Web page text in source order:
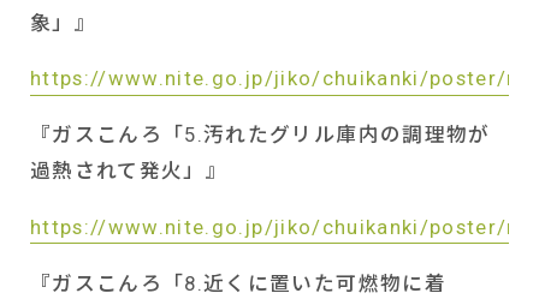
象」』
https://www.nite.go.jp/jiko/chuikanki/poster/
『ガスこんろ「5.汚れたグリル庫内の調理物が
過熱されて発火」』
https://www.nite.go.jp/jiko/chuikanki/poster/
『ガスこんろ「8.近くに置いた可燃物に着